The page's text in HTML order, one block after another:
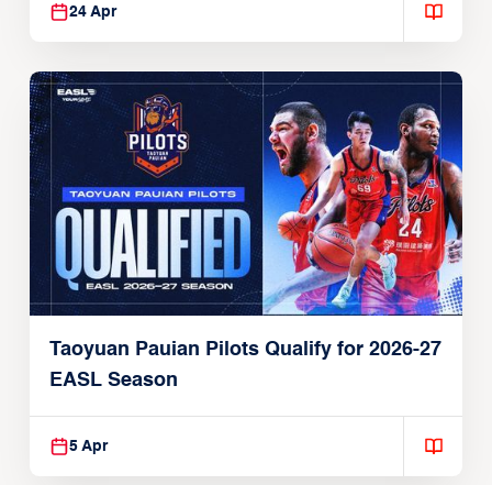
24 Apr
Taoyuan Pauian Pilots Qualify for 2026-27
EASL Season
5 Apr